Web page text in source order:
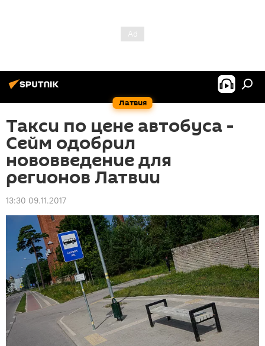
Латвия
Такси по цене автобуса -
Сейм одобрил
нововведение для
регионов Латвии
13:30 09.11.2017